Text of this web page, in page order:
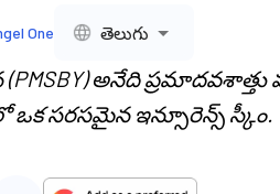
One తెలుగు
అనేది
సరసమైన ఇన్సూరెన్స్ స్కీం.